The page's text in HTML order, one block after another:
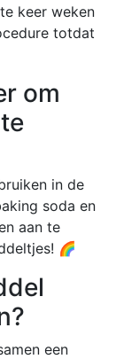
keer weken
totdat
om
in de
soda en
aan te
🌈
een